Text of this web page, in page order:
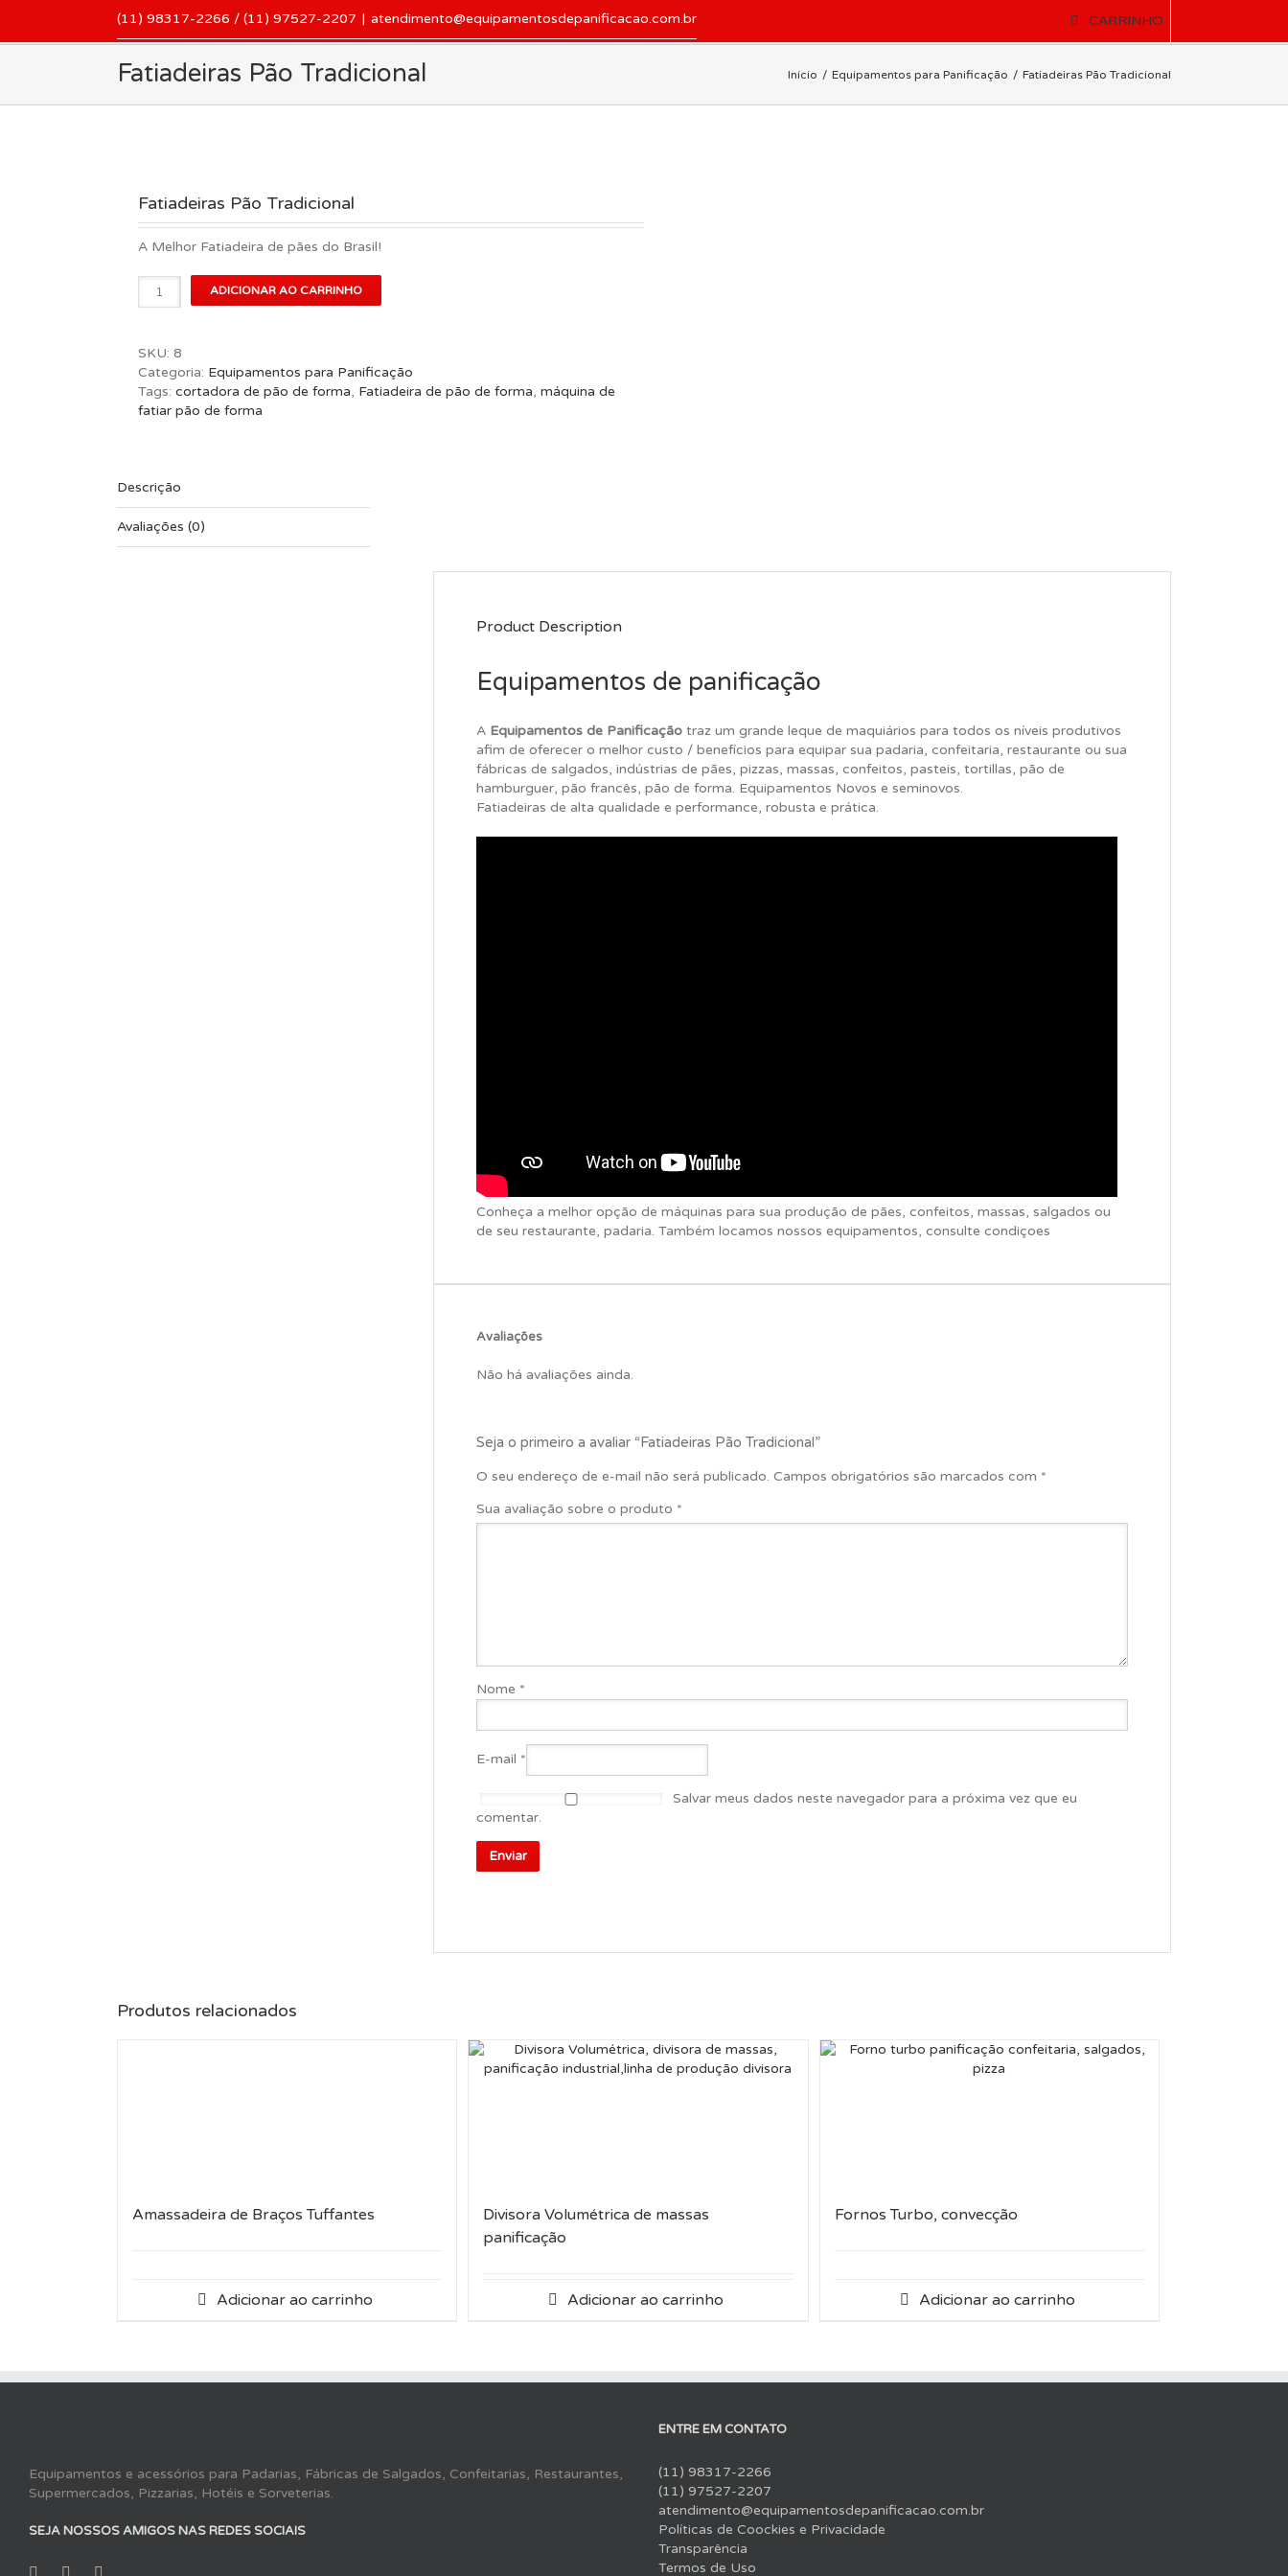
(11) 98317-2266 / (11) 97527-2207 | atendimento@equipamentosdepanificacao.com.br CARRINHO
Fatiadeiras Pão Tradicional Início Equipamentos para Panificação Fatiadeiras Pão Tradicional
Fatiadeiras Pão Tradicional
A Melhor Fatiadeira de pães do Brasil!
Fatiadeiras
Pão
ADICIONAR AO CARRINHO
SKU: 8
Categoria: Equipamentos para Panificação
Tags: cortadora de pão de forma, Fatiadeira de pão de forma, máquina de
fatiar pão de forma
Descrição
Avaliações (0)
Product Description
Equipamentos de panificação
A Equipamentos de Panificação traz um grande leque de maquiários para todos os níveis produtivos
afim de oferecer o melhor custo / benefícios para equipar sua padaria, confeitaria, restaurante ou sua
fábricas de salgados, indústrias de pães, pizzas, massas, confeitos, pasteis, tortillas, pão de
hamburguer, pão francês, pão de forma. Equipamentos Novos e seminovos.
Fatiadeiras de alta qualidade e performance, robusta e prática.
Conheça a melhor opção de máquinas para sua produção de pães, confeitos, massas, salgados ou
de seu restaurante, padaria. Também locamos nossos equipamentos, consulte condiçoes
Avaliações
Não há avaliações ainda.
Seja o primeiro a avaliar “Fatiadeiras Pão Tradicional”
O seu endereço de e-mail não será publicado. Campos obrigatórios são marcados com *
Sua avaliação sobre o produto *
Nome *
E-mail *
Salvar meus dados neste navegador para a próxima vez que eu
comentar.
Produtos relacionados
Amassadeira de Braços Tuffantes
Adicionar ao carrinho
Divisora Volumétrica de massas
panificação
Adicionar ao carrinho
Fornos Turbo, convecção
Adicionar ao carrinho
Equipamentos e acessórios para Padarias, Fábricas de Salgados, Confeitarias, Restaurantes,
Supermercados, Pizzarias, Hotéis e Sorveterias.
SEJA NOSSOS AMIGOS NAS REDES SOCIAIS
ENTRE EM CONTATO
(11) 98317-2266
(11) 97527-2207
atendimento@equipamentosdepanificacao.com.br
Políticas de Coockies e Privacidade
Transparência
Termos de Uso